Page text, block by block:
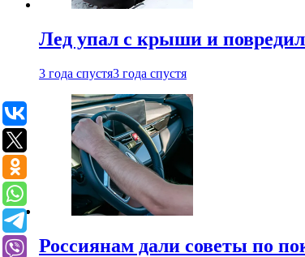
Лед упал с крыши и
3 года спустя3 года спустя
Россиянам дали советы по